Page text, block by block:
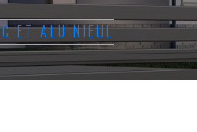
ET ALU NIEUL